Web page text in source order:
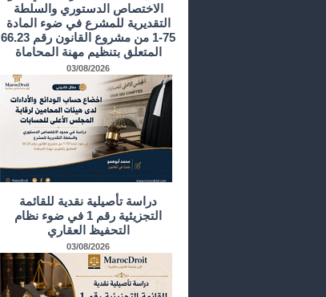
الاختصاص الدستوري والسلطة
التقديرية للمشرع في ضوء المادة
75-1 من مشروع القانون رقم 66.23
المتعلق بتنظيم مهنة المحاماة
03/08/2026
دراسة تأصيلية نقدية للقائمة
التجزيئية رقم 1 في ضوء نظام
التحفيظ العقاري
03/08/2026